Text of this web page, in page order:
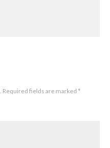
Required fields are marked *